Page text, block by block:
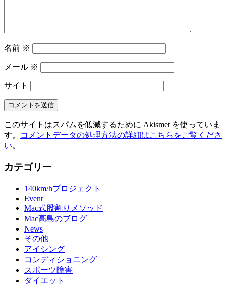
名前 ※
メール ※
サイト
このサイトはスパムを低減するために Akismet を使っていま
す。
コメントデータの処理方法の詳細はこちらをご覧くださ
い。
カテゴリー
140km/hプロジェクト
Event
Mac式股割りメソッド
Mac高島のブログ
News
その他
アイシング
コンディショニング
スポーツ障害
ダイエット